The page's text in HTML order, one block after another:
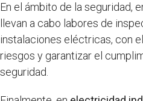
En el ámbito de la seguridad,
llevan a cabo labores de
instalaciones eléctricas, con
riesgos y garantizar el
seguridad.